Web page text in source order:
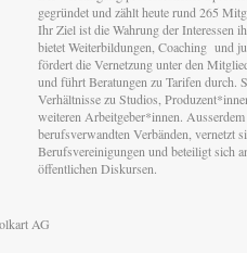
gegründet und zählt heute rund 265
Ihr Ziel ist die Wahrung der Interessen
bietet Weiterbildungen, Coaching und
fördert die Vernetzung unter den
und führt Beratungen zu Tarifen durch.
Verhältnisse zu Studios,
weiteren Arbeitgeber*innen.
berufsverwandten Verbänden, vernetzt
Berufsvereinigungen und beteiligt sich
öffentlichen Diskursen.
AG